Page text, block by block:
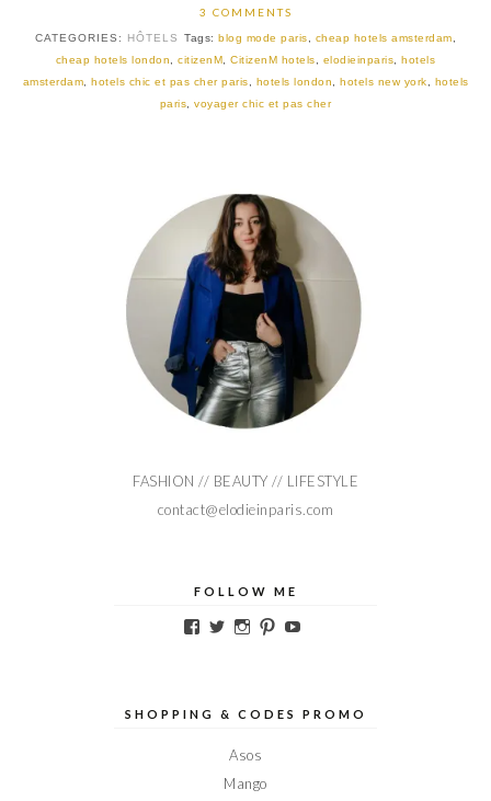
3 COMMENTS
CATEGORIES: HÔTELS Tags: blog mode paris cheap hotels amsterdam
cheap hotels london
,citizenM ,CitizenM hotels elodieinparis ,hotels
amsterdam
hotels chic et pas cher paris hotels london hotels new york
hotels
paris ,voyager chic et pas cher
FASHION // BEAUTY // LIFESTYLE
contact@elodieinparis.com
FOLLOW ME
Voir
sur
Voir
sur
Voir
sur
Voir
sur sur
SHOPPING & CODES PROMO
Asos
Mango